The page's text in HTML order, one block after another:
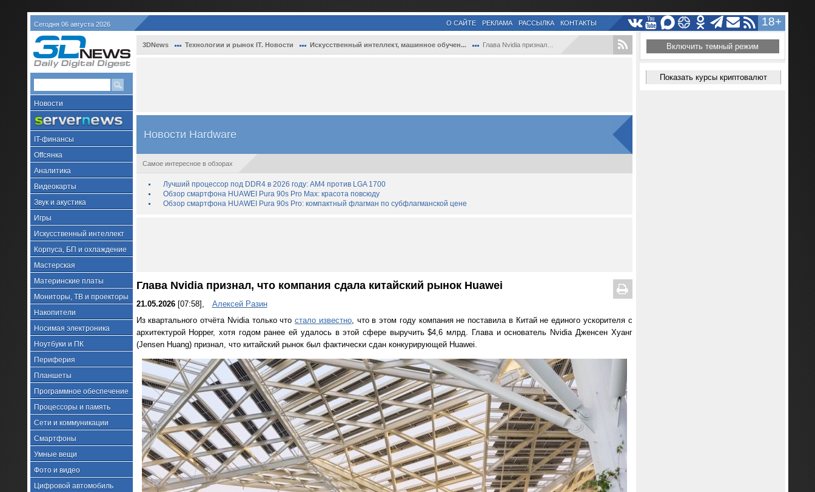
Сегодня 06 августа 2026 18+
О САЙТЕ РЕКЛАМА РАССЫЛКА КОНТАКТЫ
Новости
IT-финансы
Offсянка
Аналитика
Видеокарты
Звук и акустика
Игры
Искусственный интеллект
Корпуса, БП и охлаждение
Мастерская
Материнские платы
Мониторы, ТВ и проекторы
Накопители
Носимая электроника
Ноутбуки и ПК
Периферия
Планшеты
Программное обеспечение
Процессоры и память
Сети и коммуникации
Смартфоны
Умные вещи
Фото и видео
Цифровой автомобиль
3DNews Технологии и рынок IT. Новости Искусственный интеллект, машинное обучен... Глава Nvidia признал, что компания сдала...
Новости Hardware
Самое интересное в обзорах
Лучший процессор под DDR4 в 2026 году: AM4 против LGA 1700
Обзор смартфона HUAWEI Pura 90s Pro Max: красота повсюду
Обзор смартфона HUAWEI Pura 90s Pro: компактный флагман по субфлагманской цене
Глава Nvidia признал, что компания сдала китайский рынок Huawei
21.05.2026[07:58],
Алексей Разин
Из квартального отчёта Nvidia только что стало известно, что в этом году компания не поставила в Китай не единого ускорителя с
архитектурой Hopper, хотя годом ранее ей удалось в этой сфере выручить $4,6 млрд. Глава и основатель Nvidia Дженсен Хуанг
(Jensen Huang) признал, что китайский рынок был фактически сдан конкурирующей Huawei.
Включить темный режим
Показать курсы криптовалют